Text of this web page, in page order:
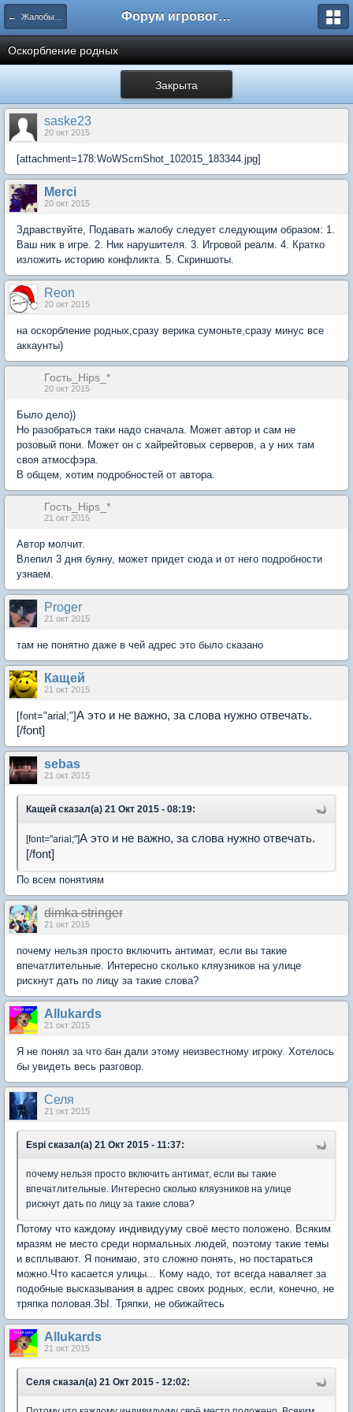
← Жалобы на игроков Форум игрового проекта Riverrise
Оскорбление родных
Закрыта
saske23
20 окт 2015
[attachment=178:WoWScrnShot_102015_183344.jpg]
Мerci
20 окт 2015
Здравствуйте, Подавать жалобу следует следующим образом: 1.
Ваш ник в игре. 2. Ник нарушителя. 3. Игровой реалм. 4. Кратко
изложить историю конфликта. 5. Скриншоты.
Reon
20 окт 2015
на оскорбление родных,сразу верика сумоньте,сразу минус все
аккаунты)
Гость_Hips_*
20 окт 2015
Было дело))
Но разобраться таки надо сначала. Может автор и сам не
розовый пони. Может он с хайрейтовых серверов, а у них там
своя атмосфэра.
В общем, хотим подробностей от автора.
Гость_Hips_*
21 окт 2015
Автор молчит.
Влепил 3 дня буяну, может придет сюда и от него подробности
узнаем.
Proger
21 окт 2015
там не понятно даже в чей адрес это было сказано
Кащей
21 окт 2015
[font="arial;"]А это и не важно, за слова нужно отвечать.
[/font]
sebas
21 окт 2015
Кащей сказал(а) 21 Окт 2015 - 08:19:
[font="arial;"]А это и не важно, за слова нужно отвечать.
[/font]
По всем понятиям
dimka stringer
21 окт 2015
почему нельзя просто включить антимат, если вы такие
впечатлительные. Интересно сколько кляузников на улице
рискнут дать по лицу за такие слова?
Аllukards
21 окт 2015
Я не понял за что бан дали этому неизвестному игроку. Хотелось
бы увидеть весь разговор.
Селя
21 окт 2015
Espi сказал(а) 21 Окт 2015 - 11:37:
почему нельзя просто включить антимат, если вы такие
впечатлительные. Интересно сколько кляузников на улице
рискнут дать по лицу за такие слова?
Потому что каждому индивидууму своё место положено. Всяким
мразям не место среди нормальных людей, поэтому такие темы
и всплывают. Я понимаю, это сложно понять, но постараться
можно.Что касается улицы... Кому надо, тот всегда наваляет за
подобные высказывания в адрес своих родных, если, конечно, не
тряпка половая.ЗЫ. Тряпки, не обижайтесь
Аllukards
21 окт 2015
Селя сказал(а) 21 Окт 2015 - 12:02: